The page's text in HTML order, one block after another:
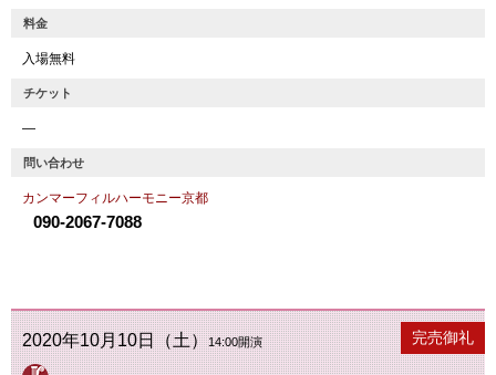
料金
入場無料
チケット
―
問い合わせ
カンマーフィルハーモニー京都
090-2067-7088
2020年10月10日（土）14:00開演 公演終了
完売御礼